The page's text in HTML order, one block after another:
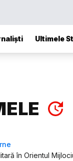
Ultimele
în Orientul